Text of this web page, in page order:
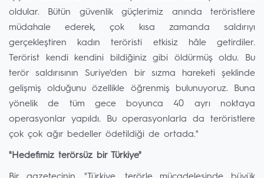
oldular. Bütün güvenlik güçlerimiz anında teröristlere
müdahale ederek, çok kısa zamanda saldırıyı
gerçekleştiren kadın teröristi etkisiz hâle getirdiler.
Terörist kendi kendini bildiğiniz gibi öldürmüş oldu. Bu
terör saldırısının Suriye'den bir sızma hareketi şeklinde
gelişmiş olduğunu özellikle öğrenmiş bulunuyoruz. Buna
yönelik de tüm gece boyunca 40 ayrı noktaya
operasyonlar yapıldı. Bu operasyonlarla da teröristlere
çok çok ağır bedeller ödetildiği de ortada."
"Hedefimiz terörsüz bir Türkiye"